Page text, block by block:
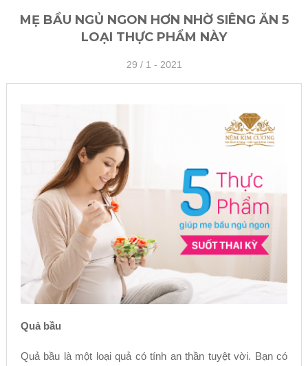
MẸ BẦU NGỦ NGON HƠN NHỜ SIÊNG ĂN 5
LOẠI THỰC PHẨM NÀY
29 / 1 - 2021
Quả bầu
Quả bầu là một loại quả có tính an thần tuyệt vời. Bạn có